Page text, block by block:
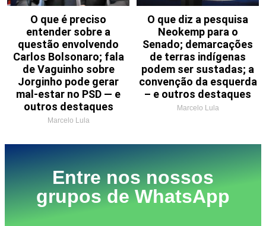
O que é preciso
entender sobre a
questão envolvendo
Carlos Bolsonaro; fala
de Vaguinho sobre
Jorginho pode gerar
mal-estar no PSD — e
outros destaques
Marcelo Lula
O que diz a pesquisa
Neokemp para o
Senado; demarcações
de terras indígenas
podem ser sustadas; a
convenção da esquerda
– e outros destaques
Marcelo Lula
Entre nos nossos
grupos de WhatsApp